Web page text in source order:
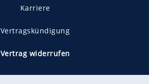
Karriere
Vertragskündigung
Vertrag widerrufen